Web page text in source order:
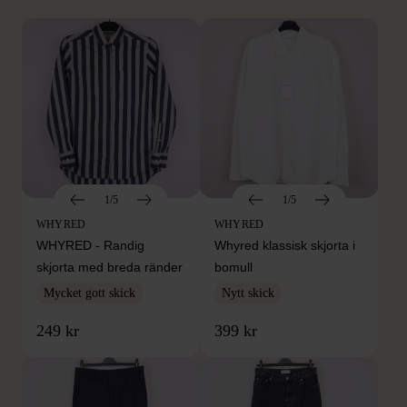
1/5
WHYRED
WHYRED - Randig
skjorta med breda ränder
Mycket gott skick
249 kr
1/5
WHYRED
Whyred klassisk skjorta i
bomull
Nytt skick
399 kr